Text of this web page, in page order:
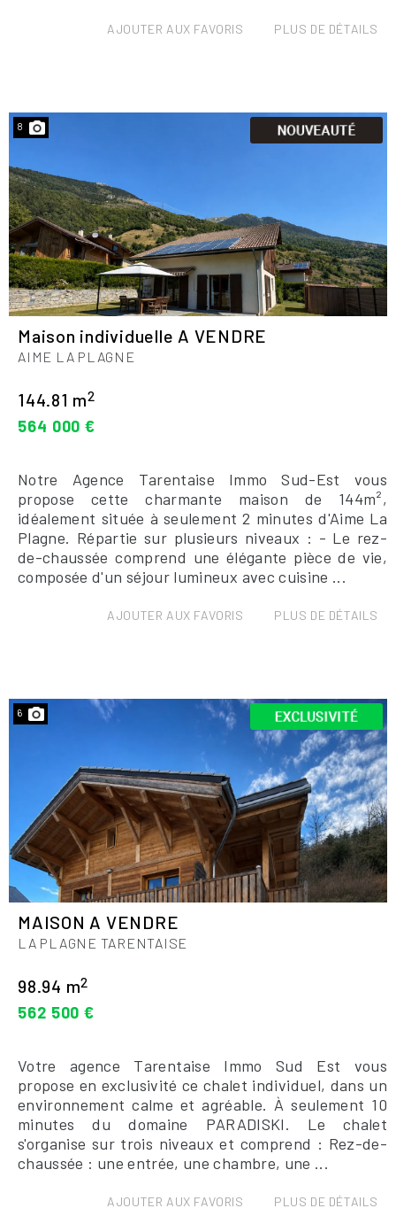
AJOUTER AUX FAVORIS PLUS DE DÉTAILS
8
Maison individuelle A VENDRE
AIME LA PLAGNE
144.81 m2
564 000 €
Notre Agence Tarentaise Immo Sud-Est vous
propose cette charmante maison de 144m²,
idéalement située à seulement 2 minutes d'Aime La
Plagne. Répartie sur plusieurs niveaux : - Le rez-
de-chaussée comprend une élégante pièce de vie,
composée d'un séjour lumineux avec cuisine ...
AJOUTER AUX FAVORIS PLUS DE DÉTAILS
6
MAISON A VENDRE
LA PLAGNE TARENTAISE
98.94 m2
562 500 €
Votre agence Tarentaise Immo Sud Est vous
propose en exclusivité ce chalet individuel, dans un
environnement calme et agréable. À seulement 10
minutes du domaine PARADISKI. Le chalet
s'organise sur trois niveaux et comprend : Rez-de-
chaussée : une entrée, une chambre, une ...
AJOUTER AUX FAVORIS PLUS DE DÉTAILS